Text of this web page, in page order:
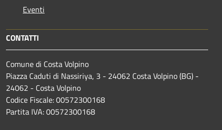
Eventi
CONTATTI
Comune di Costa Volpino
Piazza Caduti di Nassiriya, 3 - 24062 Costa Volpino (BG) -
24062 - Costa Volpino
Codice Fiscale: 00572300168
Partita IVA: 00572300168